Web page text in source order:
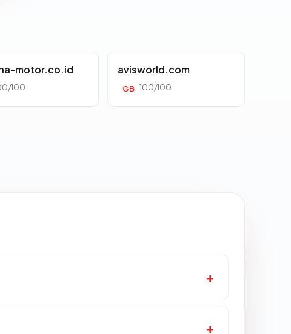
motor.co.id
100
avisworld.com
GB 100/100